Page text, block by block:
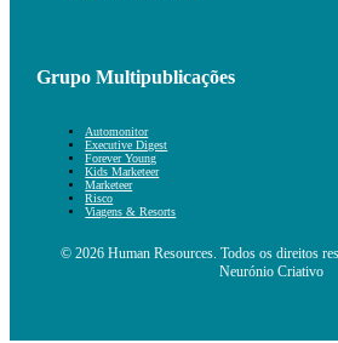
Grupo Multipublicações
Automonitor
Executive Digest
Forever Young
Kids Marketeer
Marketeer
Risco
Viagens & Resorts
© 2026 Human Resources. Todos os direitos
Neurónio Criativo